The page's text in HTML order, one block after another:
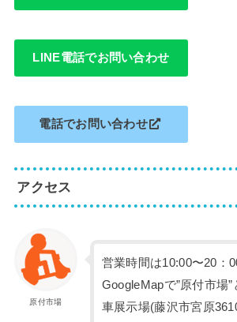
LINE電話でお問い合わせ
電話でお問い合わせ
アクセス
原付市場
営業時間は10:00〜20：
GoogleMapで”原付市場
車展示場(藤沢市宮原